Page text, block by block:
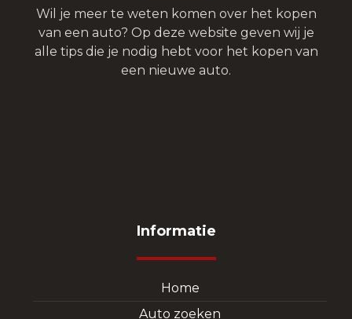
Wil je meer te weten komen over het kopen
van een auto? Op deze website geven wij je
alle tips die je nodig hebt voor het kopen van
een nieuwe auto.
Informatie
Home
Auto zoeken